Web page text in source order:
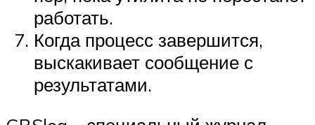
работать.
Когда процесс завершится,
выскакивает сообщение с
результатами.